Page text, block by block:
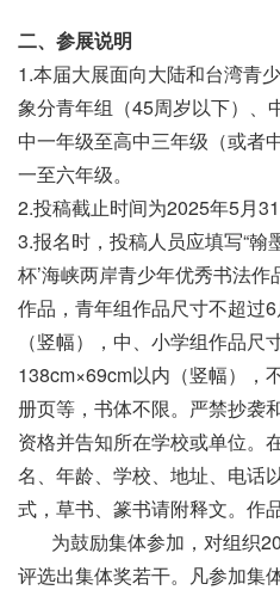
二、参展说明
1.本届大展面向大陆和台湾青
象分青年组（45周岁以下）、
中一年级至高中三年级（或者
一至六年级。
2.投稿截止时间为2025年5月
3.报名时，投稿人员应填写“
杯’海峡两岸青少年优秀书法
作品，青年组作品尺寸不超过
（竖幅），中、小学组作品尺
138cm×69cm以内（竖幅），
册页等，书体不限。严禁抄袭
资格并告知所在学校或单位。
名、年龄、学校、地址、电话
式，草书、篆书请附释文。作品
为鼓励集体参加，对组织
评选出集体奖若干。凡参加集